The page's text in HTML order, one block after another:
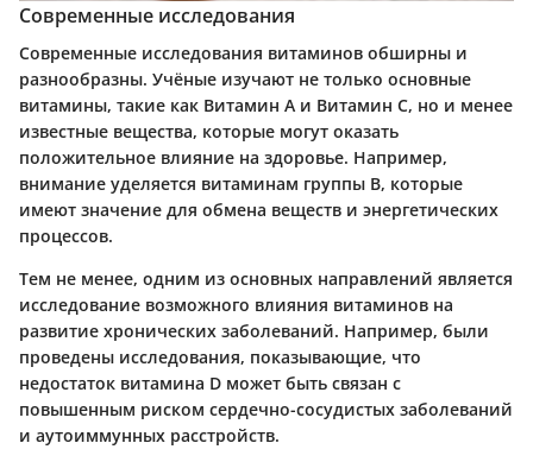
Современные исследования
Современные исследования витаминов обширны и
разнообразны. Учёные изучают не только основные
витамины, такие как Витамин А и Витамин С, но и менее
известные вещества, которые могут оказать
положительное влияние на здоровье. Например,
внимание уделяется витаминам группы B, которые
имеют значение для обмена веществ и энергетических
процессов.
Тем не менее, одним из основных направлений является
исследование возможного влияния витаминов на
развитие хронических заболеваний. Например, были
проведены исследования, показывающие, что
недостаток витамина D может быть связан с
повышенным риском сердечно-сосудистых заболеваний
и аутоиммунных расстройств.